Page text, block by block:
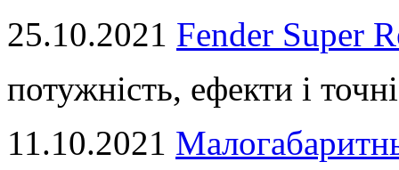
25.10.2021 Fender Super
потужність, ефекти і
11.10.2021